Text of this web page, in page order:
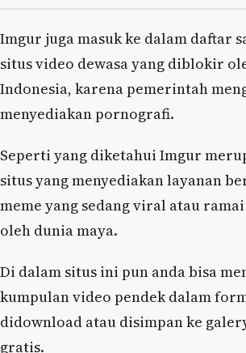
Imgur juga masuk ke dalam daftar
situs video dewasa yang diblokir
Indonesia, karena pemerintah
menyediakan pornografi.
Seperti yang diketahui Imgur
situs yang menyediakan layanan
meme yang sedang viral atau
oleh dunia maya.
Di dalam situs ini pun anda bisa
kumpulan video pendek dalam
didownload atau disimpan ke
gratis.